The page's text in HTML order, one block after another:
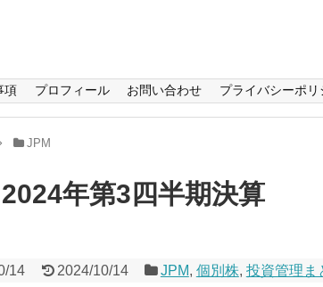
項 プロフィール お問い合わせ プライバシーポリ
JPM
年第3四半期決算
14 2024/10/14 JPM, 個別株, 投資管理ま